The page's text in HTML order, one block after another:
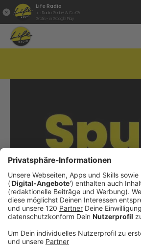
Life Radio
Life Radio GmbH & Co.KG
Gratis - in Google Play